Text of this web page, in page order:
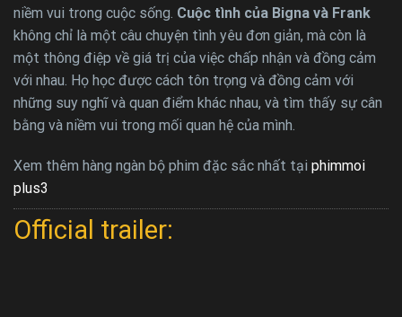
niềm vui trong cuộc sống. Cuộc tình của Bigna và Frank
không chỉ là một câu chuyện tình yêu đơn giản, mà còn là
một thông điệp về giá trị của việc chấp nhận và đồng cảm
với nhau. Họ học được cách tôn trọng và đồng cảm với
những suy nghĩ và quan điểm khác nhau, và tìm thấy sự cân
bằng và niềm vui trong mối quan hệ của mình.
Xem thêm hàng ngàn bộ phim đặc sắc nhất tại phimmoi
plus3
Official trailer: